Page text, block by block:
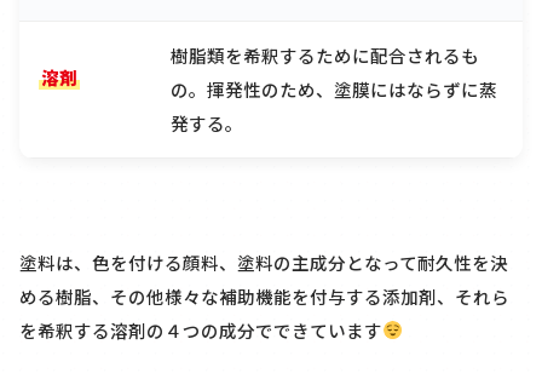
溶剤
樹脂類を希釈するために配合されるも
の。揮発性のため、塗膜にはならずに蒸
発する。
塗料は、色を付ける顔料、塗料の主成分となって耐久性を決
める樹脂、その他様々な補助機能を付与する添加剤、それら
を希釈する溶剤の４つの成分でできています